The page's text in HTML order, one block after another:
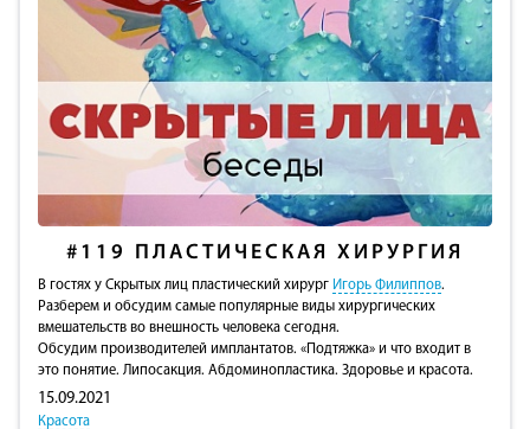
#119 ПЛАСТИЧЕСКАЯ ХИРУРГИЯ
В гостях у Скрытых лиц пластический хирург Игорь Филиппов.
Разберем и обсудим самые популярные виды хирургических
вмешательств во внешность человека сегодня.
Обсудим производителей имплантатов. «Подтяжка» и что входит в
это понятие. Липосакция. Абдоминопластика. Здоровье и красота.
15.09.2021
Красота